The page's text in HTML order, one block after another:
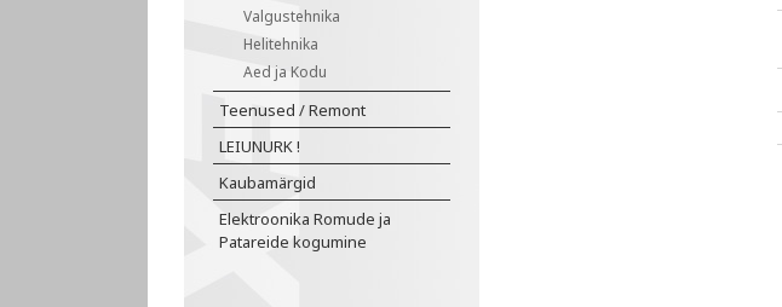
Valgustehnika
Helitehnika
Aed ja Kodu
Teenused / Remont
LEIUNURK !
Kaubamärgid
Elektroonika Romude ja
Patareide kogumine